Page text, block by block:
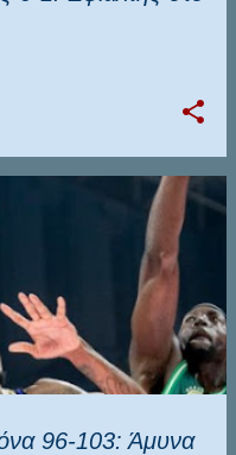
96-103: Άμυνα